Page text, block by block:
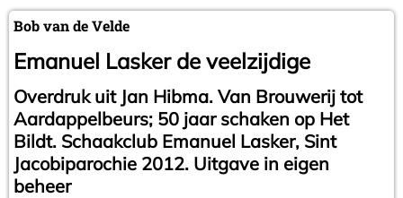
Bob van de Velde
Emanuel Lasker de veelzijdige
Overdruk uit Jan Hibma. Van Brouwerij tot
Aardappelbeurs; 50 jaar schaken op Het
Bildt. Schaakclub Emanuel Lasker, Sint
Jacobiparochie 2012. Uitgave in eigen
beheer